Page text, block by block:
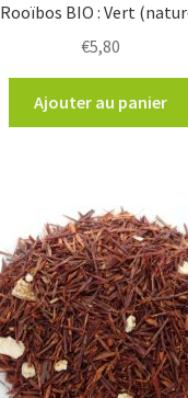
Rooïbos BIO : Vert
€5,80
Ajouter au panier